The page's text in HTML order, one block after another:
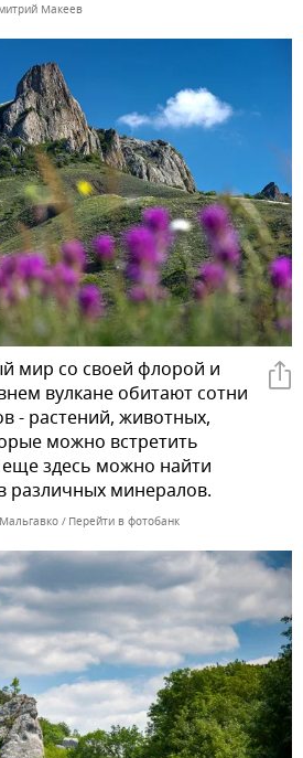
Макеев
мир со своей флорой и
вулкане обитают сотни
- растений, животных,
можно встретить
еще здесь можно найти
различных минералов.
Перейти в фотобанк